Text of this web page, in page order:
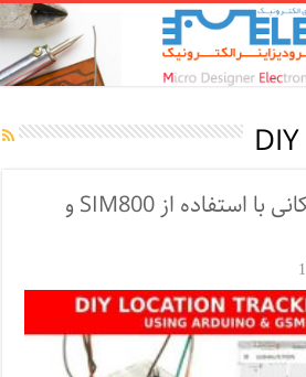
DIY
ساخت مسیریاب مکانی با استفاده از SIM800 و
1